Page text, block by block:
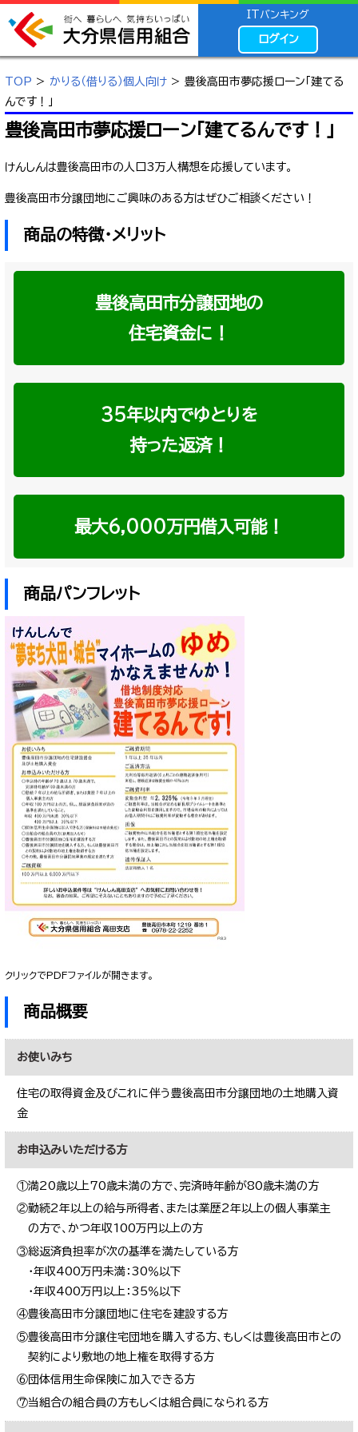
ITバンキング
ログイン
TOP > かりる（借りる）個人向け > 豊後高田市夢応援ローン「建てる
んです！」
豊後高田市夢応援ローン「建てるんです！」
けんしんは豊後高田市の人口3万人構想を応援しています。
豊後高田市分譲団地にご興味のある方はぜひご相談ください！
商品の特徴・メリット
豊後高田市分譲団地の
住宅資金に！
35年以内でゆとりを
持った返済！
最大6,000万円借入可能！
商品パンフレット
クリックでPDFファイルが開きます。
商品概要
お使いみち
住宅の取得資金及びこれに伴う豊後高田市分譲団地の土地購入資
金
お申込みいただける方
①満20歳以上70歳未満の方で、完済時年齢が80歳未満の方
②勤続2年以上の給与所得者、または業歴2年以上の個人事業主
の方で、かつ年収100万円以上の方
③総返済負担率が次の基準を満たしている方
・年収400万円未満：30％以下
・年収400万円以上：35％以下
④豊後高田市分譲団地に住宅を建設する方
⑤豊後高田市分譲住宅団地を購入する方、もしくは豊後高田市との
契約により敷地の地上権を取得する方
⑥団体信用生命保険に加入できる方
⑦当組合の組合員の方もしくは組合員になられる方